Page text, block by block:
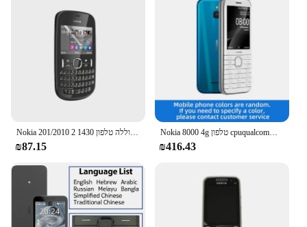
Nokia 201/2010 2 גרם קיבולת הסוללה טלפון 1430mah העולמית שפה מרובה שפות מקורי טלפון
₪87.15
Nokia 8000 4g טלפון cpuqualcomm מצב 210 קיבולת הסוללה 1500mah מקורי בשימוש טלפון
₪416.43